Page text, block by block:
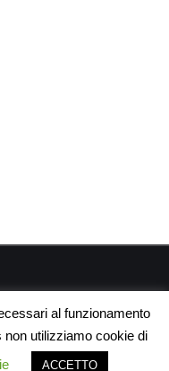
al funzionamento
non utilizziamo cookie di
ACCETTO